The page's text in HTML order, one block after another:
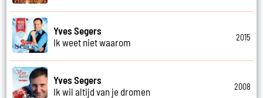
Yves Segers
Ik weet niet waarom
2015
Yves Segers
Ik wil altijd van je dromen
2008